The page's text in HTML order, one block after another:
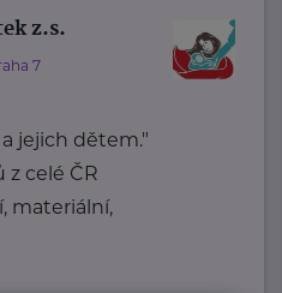
z.s.
7
jejich dětem."
z celé ČR
materiální,